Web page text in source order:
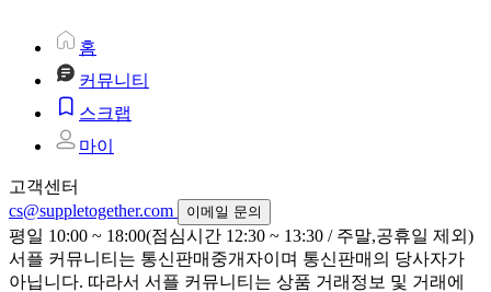
홈
커뮤니티
스크랩
마이
고객센터
cs@suppletogether.com
이메일 문의
평일 10:00 ~ 18:00(점심시간 12:30 ~ 13:30 / 주말,공휴일 제외)
서플 커뮤니티는 통신판매중개자이며 통신판매의 당사자가
아닙니다. 따라서 서플 커뮤니티는 상품 거래정보 및 거래에